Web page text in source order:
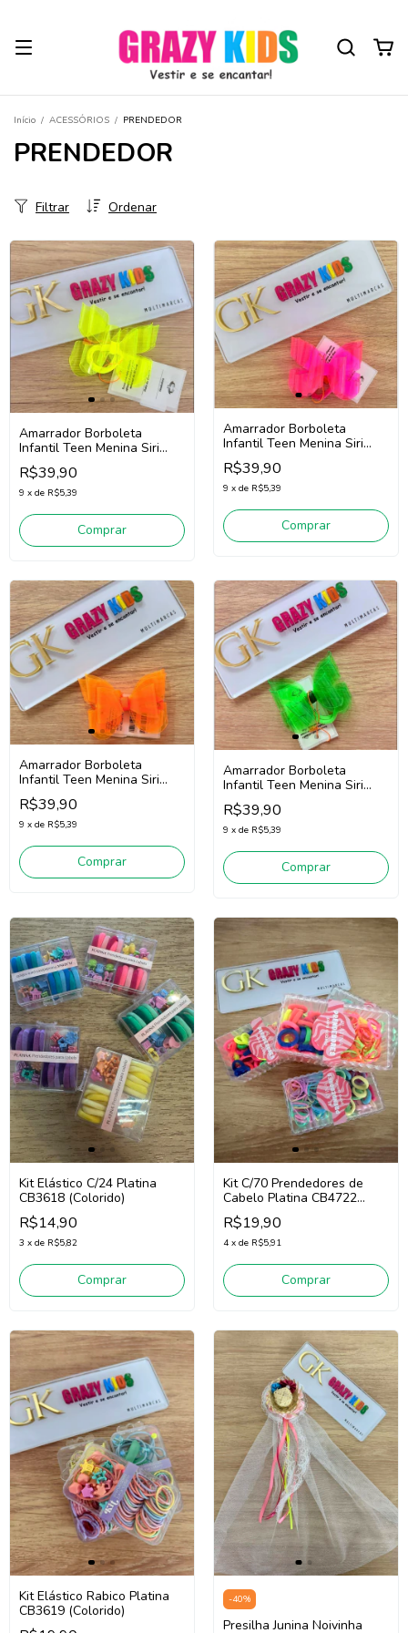
Início / ACESSÓRIOS / PRENDEDOR
PRENDEDOR
Ordenar
Filtrar
Amarrador Borboleta
Infantil Teen Menina Siri
Kids 43739 (Amarelo Neon)
R$39,90
9 x de R$5,39
Comprar
Amarrador Borboleta
Infantil Teen Menina Siri
Kids 43739 (Rosa Neon)
R$39,90
9 x de R$5,39
Comprar
Amarrador Borboleta
Infantil Teen Menina Siri
Kids 43739 (Laranja Neon)
R$39,90
9 x de R$5,39
Comprar
Amarrador Borboleta
Infantil Teen Menina Siri
Kids 43739 (Verde Neon)
R$39,90
9 x de R$5,39
Comprar
Kit Elástico C/24 Platina
CB3618 (Colorido)
R$14,90
3 x de R$5,82
Comprar
Kit C/70 Prendedores de
Cabelo Platina CB4722
(Colorido)
R$19,90
4 x de R$5,91
Comprar
Kit Elástico Rabico Platina
CB3619 (Colorido)
-40%
Presilha Junina Noivinha